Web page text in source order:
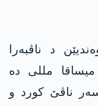
د ناڤبەرا
میساقا مللی دە
ناڤێ کورد و